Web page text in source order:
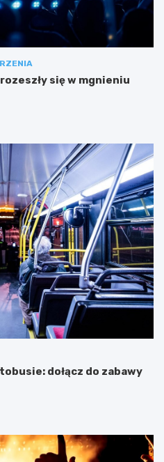
się w mgnieniu
dołącz do zabawy